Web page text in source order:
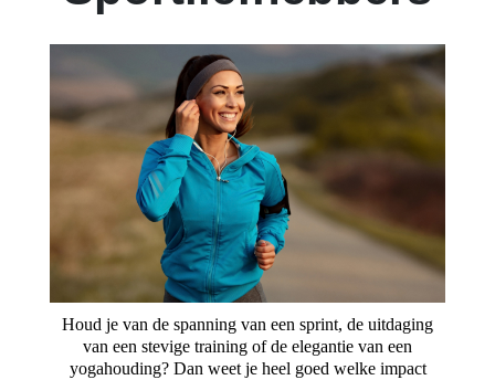
Houd je van de spanning van een sprint, de uitdaging
van een stevige training of de elegantie van een
yogahouding? Dan weet je heel goed welke impact